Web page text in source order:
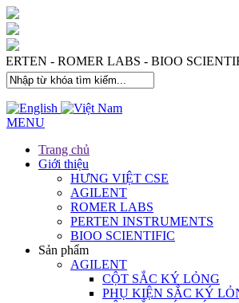
- ROMER LABS - BIOO
MENU
Trang chủ
Giới thiệu
HƯNG VIỆT CSE
AGILENT
ROMER LABS
PERTEN INSTRUMENTS
BIOO SCIENTIFIC
Sản phẩm
AGILENT
CỘT SẮC KÝ LỎNG
PHỤ KIỆN SẮC KÝ